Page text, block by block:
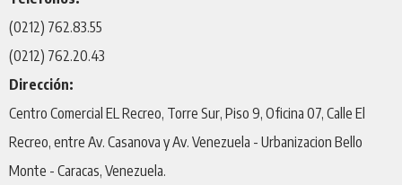
(0212) 762.83.55
(0212) 762.20.43
Dirección:
Centro Comercial EL Recreo, Torre Sur, Piso 9, Oficina 07, Calle El
Recreo, entre Av. Casanova y Av. Venezuela - Urbanizacion Bello
Monte - Caracas, Venezuela.